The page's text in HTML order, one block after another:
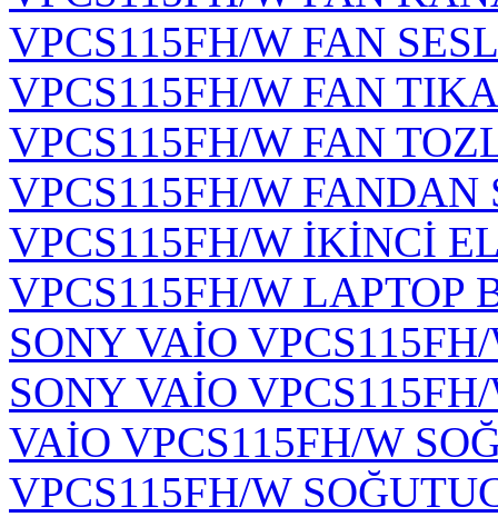
VPCS115FH/W FAN
VPCS115FH/W FAN
VPCS115FH/W FAN
VPCS115FH/W FANDAN
VPCS115FH/W İKİNCİ
VPCS115FH/W LAPTOP
SONY VAİO
SONY VAİO
VAİO VPCS115FH/W
VPCS115FH/W